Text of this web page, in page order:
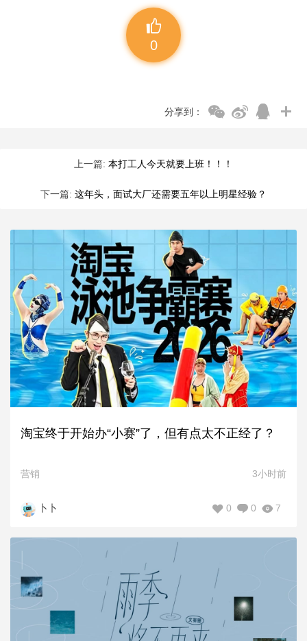
0
分享到：
上一篇: 本打工人今天就要上班！！！
下一篇: 这年头，面试大厂还需要五年以上明星经验？
淘宝终于开始办“小赛”了，但有点太不正经了？
营销 3小时前
卜卜 7
0
0